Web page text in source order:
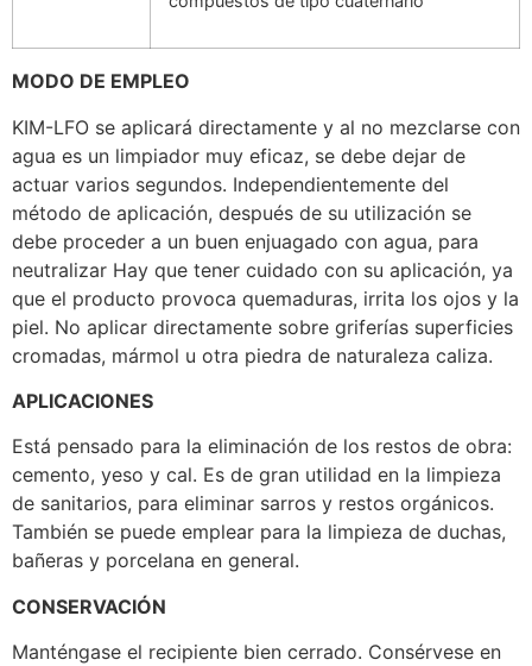
MODO DE EMPLEO
KIM-LFO se aplicará directamente y al no mezclarse con
agua es un limpiador muy eficaz, se debe dejar de
actuar varios segundos. Independientemente del
método de aplicación, después de su utilización se
debe proceder a un buen enjuagado con agua, para
neutralizar Hay que tener cuidado con su aplicación, ya
que el producto provoca quemaduras, irrita los ojos y la
piel. No aplicar directamente sobre griferías superficies
cromadas, mármol u otra piedra de naturaleza caliza.
APLICACIONES
Está pensado para la eliminación de los restos de obra:
cemento, yeso y cal. Es de gran utilidad en la limpieza
de sanitarios, para eliminar sarros y restos orgánicos.
También se puede emplear para la limpieza de duchas,
bañeras y porcelana en general.
CONSERVACIÓN
Manténgase el recipiente bien cerrado. Consérvese en